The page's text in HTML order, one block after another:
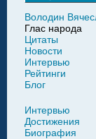
Володин
Глас народа
Цитаты
Новости
Интервью
Рейтинги
Блог
Интервью
Достижения
Биография